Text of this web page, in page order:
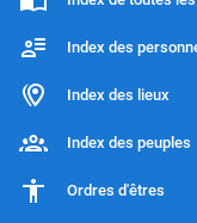
Index des
Index des lieux
Index des peuples
Ordres d'êtres